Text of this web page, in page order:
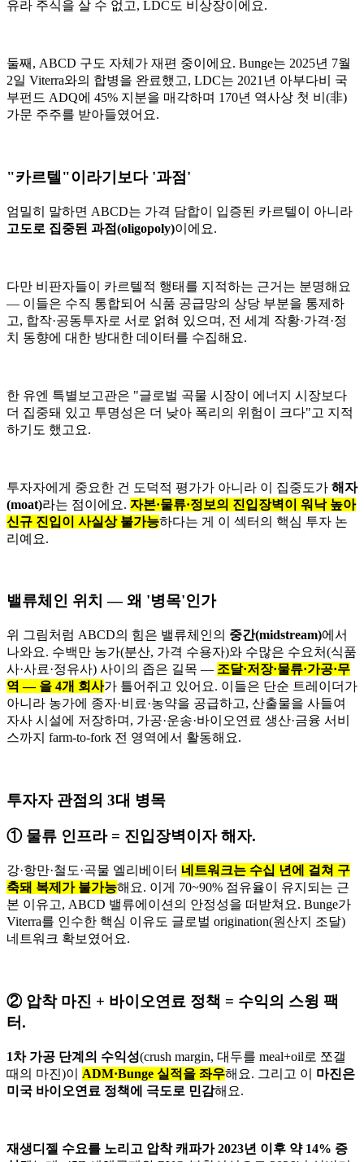
유라 주식을 살 수 없고, LDC도 비상장이에요.
둘째, ABCD 구도 자체가 재편 중이에요. Bunge는 2025년 7월
2일 Viterra와의 합병을 완료했고, LDC는 2021년 아부다비 국
부펀드 ADQ에 45% 지분을 매각하며 170년 역사상 첫 비(非)
가문 주주를 받아들였어요.
"카르텔"이라기보다 '과점'
엄밀히 말하면 ABCD는 가격 담합이 입증된 카르텔이 아니라
고도로 집중된 과점(oligopoly)이에요.
다만 비판자들이 카르텔적 행태를 지적하는 근거는 분명해요
— 이들은 수직 통합되어 식품 공급망의 상당 부분을 통제하
고, 합작·공동투자로 서로 얽혀 있으며, 전 세계 작황·가격·정
치 동향에 대한 방대한 데이터를 수집해요.
한 유엔 특별보고관은 "글로벌 곡물 시장이 에너지 시장보다
더 집중돼 있고 투명성은 더 낮아 폭리의 위험이 크다"고 지적
하기도 했고요.
투자자에게 중요한 건 도덕적 평가가 아니라 이 집중도가 해자
(moat)라는 점이에요. 자본·물류·정보의 진입장벽이 워낙 높아
신규 진입이 사실상 불가능하다는 게 이 섹터의 핵심 투자 논
리예요.
밸류체인 위치 — 왜 '병목'인가
위 그림처럼 ABCD의 힘은 밸류체인의 중간(midstream)에서
나와요. 수백만 농가(분산, 가격 수용자)와 수많은 수요처(식품
사·사료·정유사) 사이의 좁은 길목 — 조달·저장·물류·가공·무
역 — 을 4개 회사가 틀어쥐고 있어요. 이들은 단순 트레이더가
아니라 농가에 종자·비료·농약을 공급하고, 산출물을 사들여
자사 시설에 저장하며, 가공·운송·바이오연료 생산·금융 서비
스까지 farm-to-fork 전 영역에서 활동해요.
투자자 관점의 3대 병목
① 물류 인프라 = 진입장벽이자 해자.
강·항만·철도·곡물 엘리베이터 네트워크는 수십 년에 걸쳐 구
축돼 복제가 불가능해요. 이게 70~90% 점유율이 유지되는 근
본 이유고, ABCD 밸류에이션의 안정성을 떠받쳐요. Bunge가
Viterra를 인수한 핵심 이유도 글로벌 origination(원산지 조달)
네트워크 확보였어요.
② 압착 마진 + 바이오연료 정책 = 수익의 스윙 팩
터.
1차 가공 단계의 수익성(crush margin, 대두를 meal+oil로 쪼갤
때의 마진)이 ADM·Bunge 실적을 좌우해요. 그리고 이 마진은
미국 바이오연료 정책에 극도로 민감해요.
재생디젤 수요를 노리고 압착 캐파가 2023년 이후 약 14% 증